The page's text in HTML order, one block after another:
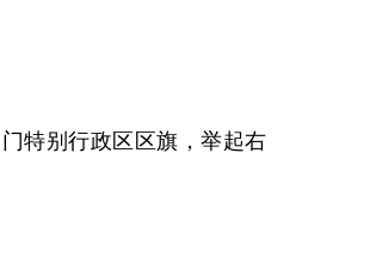
特别行政区区旗，举起右